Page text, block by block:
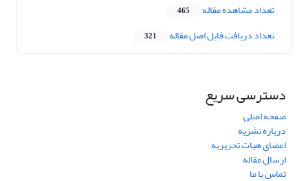
تعداد مشاهده مقاله 465
تعداد دریافت فایل اصل مقاله 321
دسترسی سریع
صفحه اصلی
درباره نشریه
اعضای هیات تحریریه
ارسال مقاله
تماس با ما